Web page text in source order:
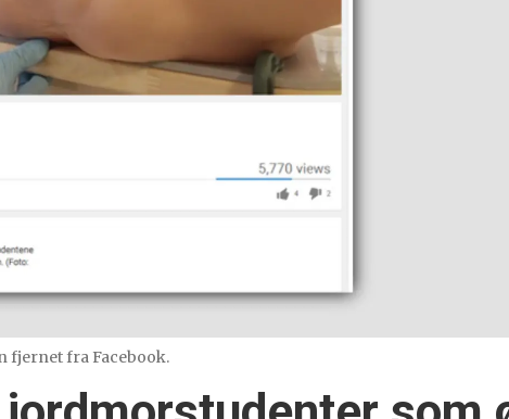
fjernet fra Facebook.